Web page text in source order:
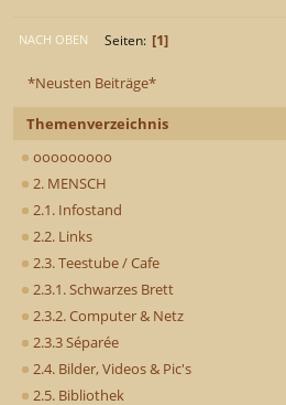
*Neusten Beiträge*
Themenverzeichnis
ooooooooo
2. MENSCH
2.1. Infostand
2.2. Links
2.3. Teestube / Cafe
2.3.1. Schwarzes Brett
2.3.2. Computer & Netz
2.3.3 Séparée
2.4. Bilder, Videos & Pic's
2.5. Bibliothek
NACH OBEN Seiten 1